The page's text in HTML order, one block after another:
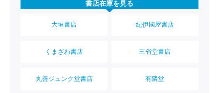
書店在庫を見る
大垣書店 紀伊國屋書店
くまざわ書店 三省堂書店
丸善ジュンク堂書店 有隣堂